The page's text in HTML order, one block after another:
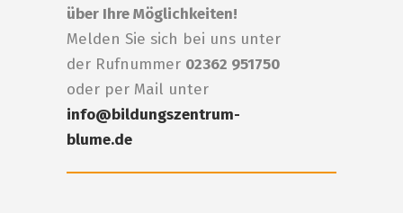
über Ihre Möglichkeiten!
Melden Sie sich bei uns unter
der Rufnummer 02362 951750
oder per Mail unter
info@bildungszentrum-
blume.de